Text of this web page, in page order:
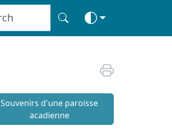
Souvenirs d'une paroisse
acadienne